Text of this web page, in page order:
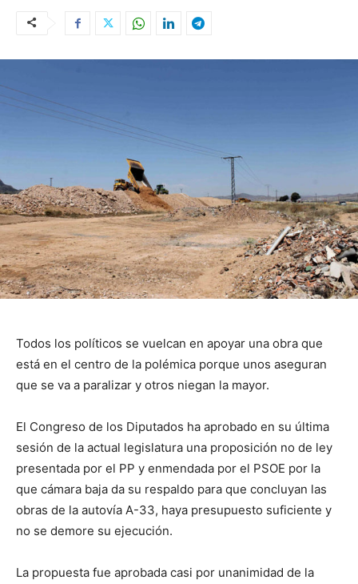
Todos los políticos se vuelcan en apoyar una obra que
está en el centro de la polémica porque unos aseguran
que se va a paralizar y otros niegan la mayor.
El Congreso de los Diputados ha aprobado en su última
sesión de la actual legislatura una proposición no de ley
presentada por el PP y enmendada por el PSOE por la
que cámara baja da su respaldo para que concluyan las
obras de la autovía A-33, haya presupuesto suficiente y
no se demore su ejecución.
La propuesta fue aprobada casi por unanimidad de la